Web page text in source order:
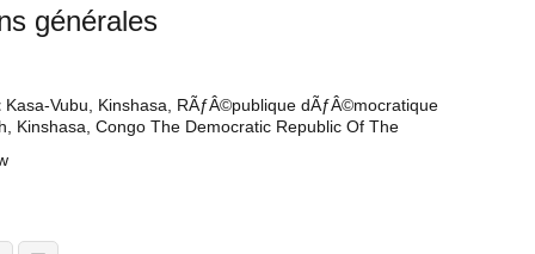
générales
Kasa-Vubu, Kinshasa, RÃƒÂ©publique dÃƒÂ©mocratique
Kinshasa, Congo The Democratic Republic Of The